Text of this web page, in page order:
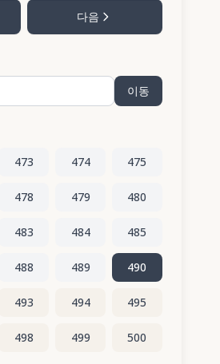
다음
이동
473 474 475
478 479 480
483 484 485
488 489 490
493 494 495
498 499 500